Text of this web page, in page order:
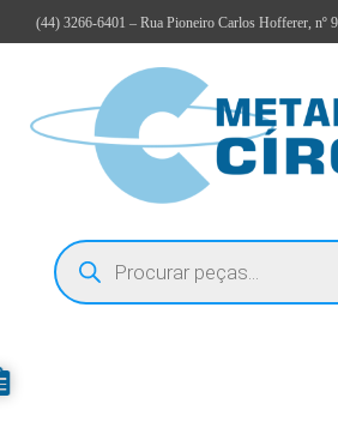
(44) 3266-6401 – Rua Pioneiro Carlos Hofferer, nº